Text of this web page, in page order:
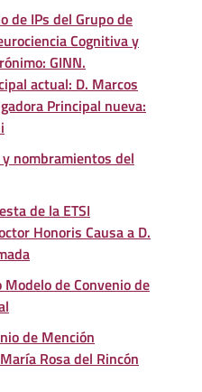
de IPs del Grupo de
Cognitiva y
GINN.
actual: D. Marcos
Principal nueva:
nombramientos del
de la ETSI
Honoris Causa a D.
de Convenio de
de Mención
Rosa del Rincón